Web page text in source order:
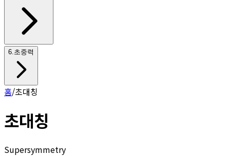
6 초중력
홈/초대칭
초대칭
Supersymmetry